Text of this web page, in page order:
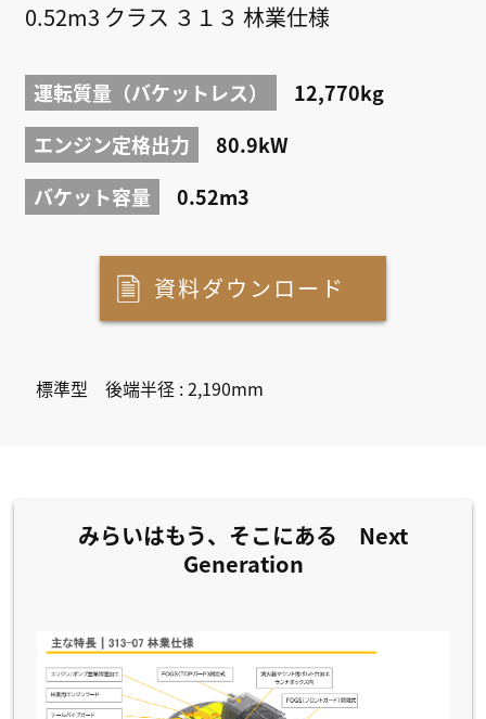
0.52m3 クラス ３１３ 林業仕様
運転質量（バケットレス）
12,770kg
エンジン定格出力
80.9kW
バケット容量
0.52m3
資料ダウンロード
標準型 後端半径 : 2,190mm
みらいはもう、そこにある Next
Generation